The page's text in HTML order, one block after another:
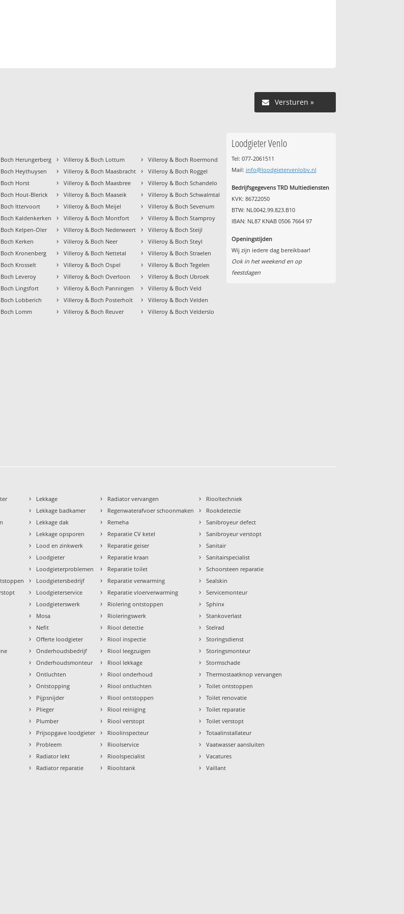
Versturen »
Herungerberg
Heythuysen
Horst
Hout-Blerick
Ittervoort
Kaldenkerken
Kelpen-Oler
Kerken
Kronenberg
Krosselt
Leveroy
Lingsfort
Lobberich
Lomm
› Villeroy & Boch Lottum
› Villeroy & Boch Maasbracht
› Villeroy & Boch Maasbree
› Villeroy & Boch Maaseik
› Villeroy & Boch Meijel
› Villeroy & Boch Montfort
› Villeroy & Boch Nederweert
› Villeroy & Boch Neer
› Villeroy & Boch Nettetal
› Villeroy & Boch Ospel
› Villeroy & Boch Overloon
› Villeroy & Boch Panningen
› Villeroy & Boch Posterholt
› Villeroy & Boch Reuver
› Villeroy & Boch Roermond
› Villeroy & Boch Roggel
› Villeroy & Boch Schandelo
› Villeroy & Boch Schwalmtal
› Villeroy & Boch Sevenum
› Villeroy & Boch Stamproy
› Villeroy & Boch Steijl
› Villeroy & Boch Steyl
› Villeroy & Boch Straelen
› Villeroy & Boch Tegelen
› Villeroy & Boch Ubroek
› Villeroy & Boch Veld
› Villeroy & Boch Velden
› Villeroy & Boch Velderslo
Loodgieter Venlo
Tel: 077-2061511
Mail: info@loodgietervenlobv.nl
Bedrijfsgegevens TRD Multiediensten
KVK: 86722050
BTW: NL0042.99.823.B10
IBAN: NL87 KNAB 0506 7664 97
Openingstijden
Wij zijn iedere dag bereikbaar!
Ook in het weekend en op
feestdagen
› Lekkage
› Lekkage badkamer
› Lekkage dak
› Lekkage opsporen
› Lood en zinkwerk
› Loodgieter
› Loodgieterproblemen
› Loodgietersbedrijf
› Loodgieterservice
› Loodgieterswerk
› Mosa
› Nefit
› Offerte loodgieter
› Onderhoudsbedrijf
› Onderhoudsmonteur
› Ontluchten
› Ontstopping
› Pijpsnijder
› Plieger
› Plumber
› Prijsopgave loodgieter
› Probleem
› Radiator lekt
› Radiator reparatie
› Radiator vervangen
› Regenwaterafvoer schoonmaken
› Remeha
› Reparatie CV ketel
› Reparatie geiser
› Reparatie kraan
› Reparatie toilet
› Reparatie verwarming
› Reparatie vloerverwarming
› Riolering ontstoppen
› Rioleringswerk
› Riool detectie
› Riool inspectie
› Riool leegzuigen
› Riool lekkage
› Riool onderhoud
› Riool ontluchten
› Riool ontstoppen
› Riool reiniging
› Riool verstopt
› Rioolinspecteur
› Rioolservice
› Rioolspecialist
› Rioolstank
› Riooltechniek
› Rookdetectie
› Sanibroyeur defect
› Sanibroyeur verstopt
› Sanitair
› Sanitairspecialist
› Schoorsteen reparatie
› Sealskin
› Servicemonteur
› Sphinx
› Stankoverlast
› Stelrad
› Storingsdienst
› Storingsmonteur
› Stormschade
› Thermostaatknop vervangen
› Toilet ontstoppen
› Toilet renovatie
› Toilet reparatie
› Toilet verstopt
› Totaalinstallateur
› Vaatwasser aansluiten
› Vacatures
› Vaillant